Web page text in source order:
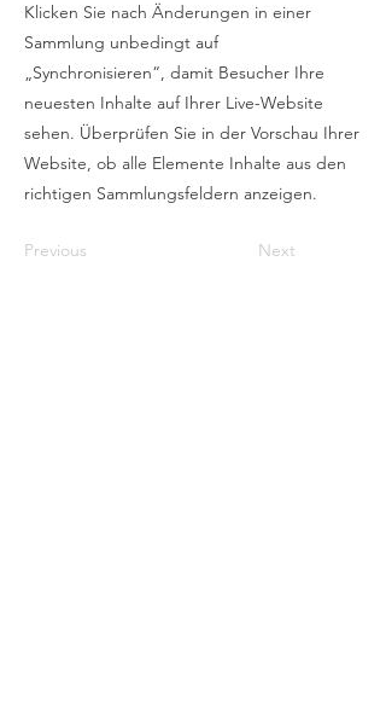
Klicken Sie nach Änderungen in einer
Sammlung unbedingt auf
„Synchronisieren“, damit Besucher Ihre
neuesten Inhalte auf Ihrer Live-Website
sehen. Überprüfen Sie in der Vorschau Ihrer
Website, ob alle Elemente Inhalte aus den
richtigen Sammlungsfeldern anzeigen.
Previous Next